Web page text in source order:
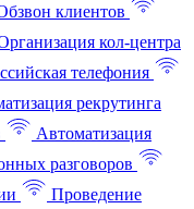
клиентов
кол-центра
телефония
рекрутинга
Автоматизация
разговоров
Проведение